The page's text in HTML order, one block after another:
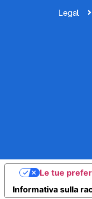
Legal
Informativa sulla
Le tue